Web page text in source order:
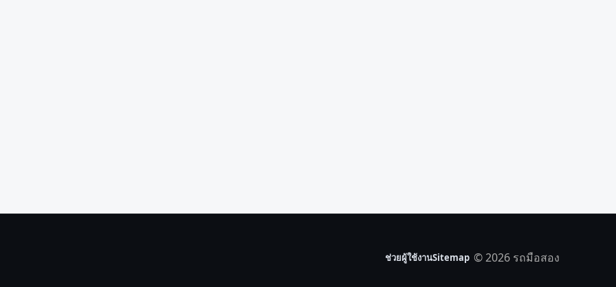
ช่วยผู้ใช้งานSitemap © 2026 รถมือสอง